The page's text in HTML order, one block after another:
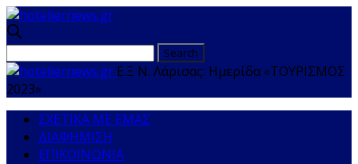
Ε.Ξ Ν. Λάρισας: Ημερίδα «ΤΟΥΡΙΣΜΟΣ
2023»
ΣΧΕΤΙΚΑ ΜΕ ΕΜΑΣ
ΔΙΑΦΗΜΙΣΗ
ΕΠΙΚΟΙΝΩΝΙΑ